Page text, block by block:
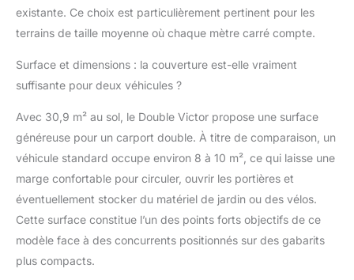
existante. Ce choix est particulièrement pertinent pour les
terrains de taille moyenne où chaque mètre carré compte.
Surface et dimensions : la couverture est-elle vraiment
suffisante pour deux véhicules ?
Avec 30,9 m² au sol, le Double Victor propose une surface
généreuse pour un carport double. À titre de comparaison, un
véhicule standard occupe environ 8 à 10 m², ce qui laisse une
marge confortable pour circuler, ouvrir les portières et
éventuellement stocker du matériel de jardin ou des vélos.
Cette surface constitue l’un des points forts objectifs de ce
modèle face à des concurrents positionnés sur des gabarits
plus compacts.